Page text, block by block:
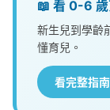
📖 看 0-6
新生兒到學齡
懂育兒。
看完整指